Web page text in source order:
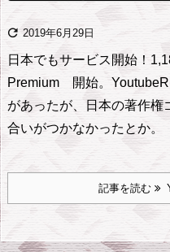
 2019年6月29日
日本でもサービス開始！
Premium 開始。
があったが、
日本の著作権
合いがつかなかったとか。
記事を読む